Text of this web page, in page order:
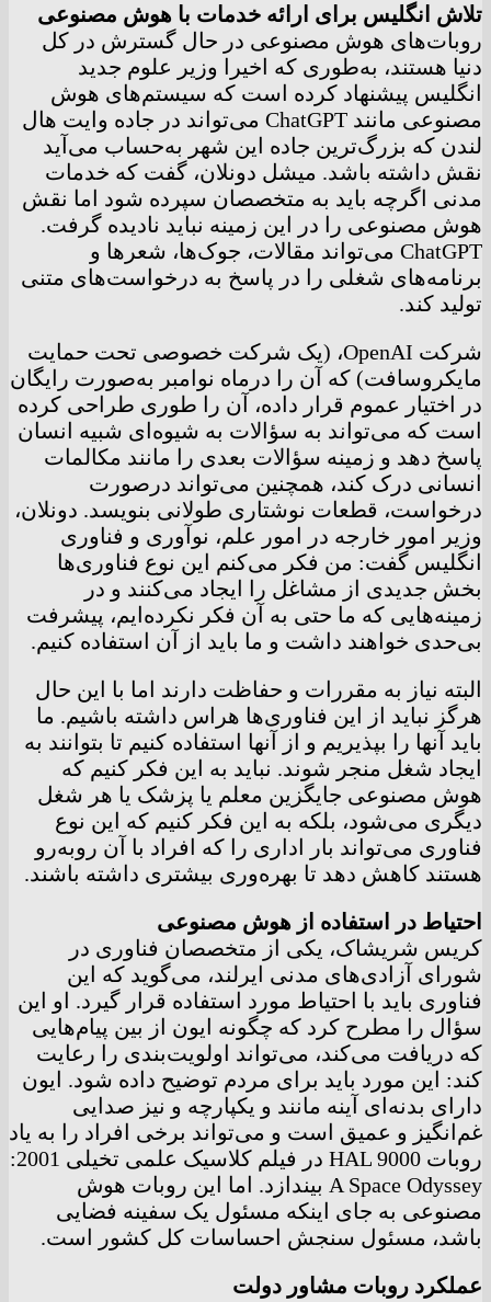
تلاش انگلیس برای ارائه خدمات با هوش مصنوعی
روبات‌های هوش مصنوعی در حال گسترش در کل
دنیا هستند، به‌طوری که اخیرا وزیر علوم جدید
انگلیس پیشنهاد کرده است که سیستم‌های هوش
مصنوعی مانند ChatGPT می‌تواند در جاده وایت هال
لندن که بزرگ‌ترین جاده این شهر به‌حساب می‌آید
نقش داشته باشد. میشل دونلان، گفت که خدمات
مدنی اگرچه باید به متخصصان سپرده شود اما نقش
هوش مصنوعی را در این زمینه نباید نادیده گرفت.
ChatGPT می‌تواند مقالات، جوک‌ها، شعرها و
برنامه‌های شغلی را در پاسخ به درخواست‌های متنی
تولید کند.
شرکت OpenAI، (یک شرکت خصوصی تحت حمایت
مایکروسافت) که آن را درماه نوامبر به‌صورت رایگان
در اختیار عموم قرار داده، آن را طوری طراحی کرده
است که می‌تواند به سؤالات به شیوه‌ای شبیه انسان
پاسخ دهد و زمینه سؤالات بعدی را مانند مکالمات
انسانی درک کند، همچنین می‌تواند درصورت
درخواست، قطعات نوشتاری طولانی بنویسد. دونلان،
وزیر امور خارجه در امور علم، نوآوری و فناوری
انگلیس گفت: من فکر می‌کنم این نوع فناوری‌ها
بخش جدیدی از مشاغل را ایجاد می‌کنند و در
زمینه‌هایی که ما حتی به آن فکر نکرده‌ایم، پیشرفت
بی‌حدی خواهند داشت و ما باید از آن استفاده کنیم.
البته نیاز به مقررات و حفاظت دارند اما با این حال
هرگز نباید از این فناوری‌ها هراس داشته باشیم. ما
باید آنها را بپذیریم و از آنها استفاده کنیم تا بتوانند به
ایجاد شغل منجر شوند. نباید به این فکر کنیم که
هوش مصنوعی جایگزین معلم یا پزشک یا هر شغل
دیگری می‌شود، بلکه به این فکر کنیم که این نوع
فناوری می‌تواند بار اداری را که افراد با آن روبه‌رو
هستند کاهش دهد تا بهره‌وری بیشتری داشته باشند.
احتیاط در استفاده از هوش مصنوعی
کریس شریشاک، یکی از متخصصان فناوری در
شورای آزادی‌های مدنی ایرلند، می‌گوید که این
فناوری باید با احتیاط مورد استفاده قرار گیرد. او این
سؤال را مطرح کرد که چگونه ایون از بین پیام‌هایی
که دریافت می‌کند، می‌تواند اولویت‌بندی را رعایت
کند: این مورد باید برای مردم توضیح داده شود. ایون
دارای بدنه‌ای آینه‌ مانند و یکپارچه و نیز صدایی
غم‌انگیز و عمیق است و می‌تواند برخی افراد را به یاد
روبات HAL 9000 در فیلم کلاسیک علمی تخیلی 2001:
A Space Odyssey بیندازد. اما این روبات هوش
مصنوعی به‌ جای اینکه مسئول یک سفینه فضایی
باشد، مسئول سنجش احساسات کل کشور است.
عملکرد روبات مشاور دولت